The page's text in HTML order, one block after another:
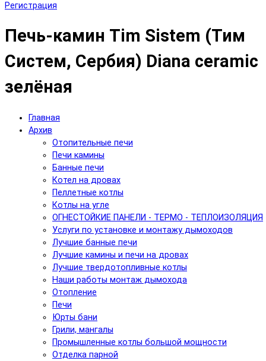
Регистрация
Печь-камин Tim Sistem (Тим
Систем, Сербия) Diana ceramic
зелёная
Главная
Архив
Отопительные печи
Печи камины
Банные печи
Котел на дровах
Пеллетные котлы
Котлы на угле
ОГНЕСТОЙКИЕ ПАНЕЛИ - ТЕРМО - ТЕПЛОИЗОЛЯЦИЯ
Услуги по установке и монтажу дымоходов
Лучшие банные печи
Лучшие камины и печи на дровах
Лучшие твердотопливные котлы
Наши работы монтаж дымохода
Отопление
Печи
Юрты бани
Грили, мангалы
Промышленные котлы большой мощности
Отделка парной